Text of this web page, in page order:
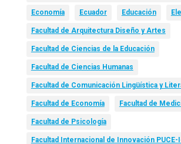
Economía Ecuador Educación
Facultad de Arquitectura Diseño y Artes
Facultad de Ciencias de la Educación
Facultad de Ciencias Humanas
Facultad de Comunicación Lingüística y
Facultad de Economía Facultad de
Facultad de Psicología
Facultad Internacional de Innovación PUCE-